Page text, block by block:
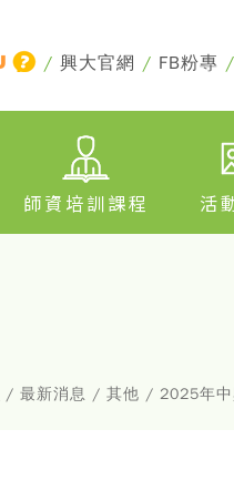
/ 興大官網 / FB粉專 /
師資培訓課程 活
/ 最新消息 / 其他 / 2025年中